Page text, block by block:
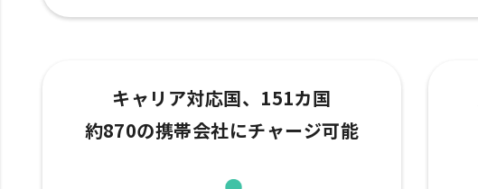
キャリア対応国、151カ国
約870の携帯会社にチャージ可能